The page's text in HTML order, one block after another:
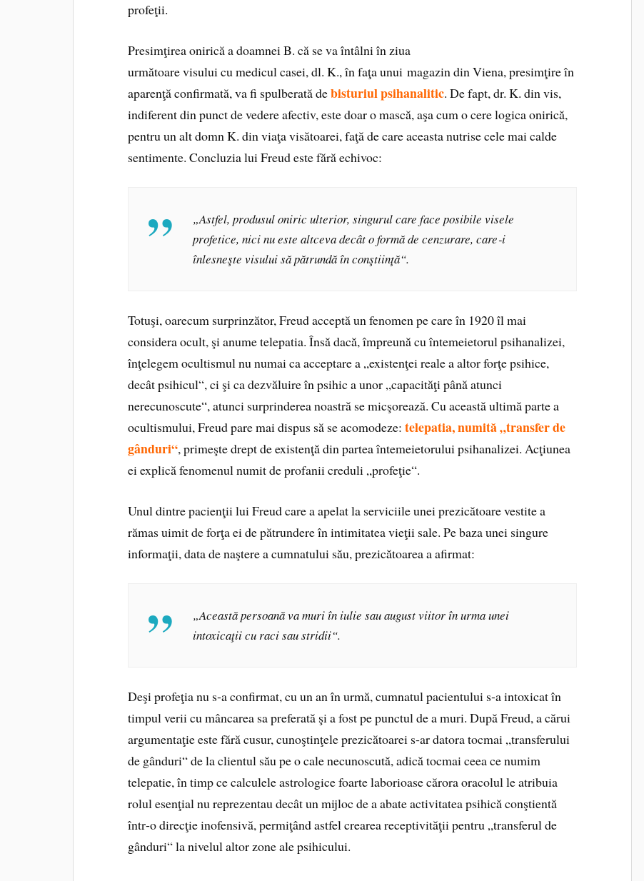
profeţii.
Presimţirea onirică a doamnei B. că se va întâlni în ziua
următoare visului cu medicul casei, dl. K., în faţa unui magazin din Viena, presimţire în
aparenţă confirmată, va fi spulberată debisturiul psihanalitic. De fapt, dr. K. din vis,
indiferent din punct de vedere afectiv, este doar o mască, aşa cum o cere logica onirică,
pentru un alt domn K. din viaţa visătoarei, faţă de care aceasta nutrise cele mai calde
sentimente. Concluzia lui Freud este fără echivoc:
„Astfel, produsul oniric ulterior, singurul care face posibile visele
profetice, nici nu este altceva decât o formă de cenzurare, care‑i
înlesneşte visului să pătrundă în conştiinţă“.
Totuşi, oarecum surprinzător, Freud acceptă un fenomen pe care în 1920 îl mai
considera ocult, şi anume telepatia. Însă dacă, împreună cu întemeietorul psihanalizei,
înţelegem ocultismul nu numai ca acceptare a „existenţei reale a altor forţe psihice,
decât psihicul“, ci şi ca dezvăluire în psihic a unor „capacităţi până atunci
nerecunoscute“, atunci surprinderea noastră se micşorează. Cu această ultimă parte a
ocultismului, Freud pare mai dispus să se acomodeze:telepatia, numită „transfer de
gânduri“, primeşte drept de existenţă din partea întemeietorului psihanalizei. Acţiunea
ei explică fenomenul numit de profanii creduli „profeţie“.
Unul dintre pacienţii lui Freud care a apelat la serviciile unei prezicătoare vestite a
rămas uimit de forţa ei de pătrundere în intimitatea vieţii sale. Pe baza unei singure
informaţii, data de naştere a cumnatului său, prezicătoarea a afirmat:
„Această persoană va muri în iulie sau august viitor în urma unei
intoxicaţii cu raci sau stridii“.
Deşi profeţia nu s‑a confirmat, cu un an în urmă, cumnatul pacientului s‑a intoxicat în
timpul verii cu mâncarea sa preferată şi a fost pe punctul de a muri. După Freud, a cărui
argumentaţie este fără cusur, cunoştinţele prezicătoarei s‑ar datora tocmai „transferului
de gânduri“ de la clientul său pe o cale necunoscută, adică tocmai ceea ce numim
telepatie, în timp ce calculele astrologice foarte laborioase cărora oracolul le atribuia
rolul esenţial nu reprezentau decât un mijloc de a abate activitatea psihică conştientă
într‑o direcţie inofensivă, permiţând astfel crearea receptivităţii pentru „transferul de
gânduri“ la nivelul altor zone ale psihicului.